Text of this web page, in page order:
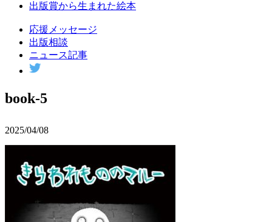
出版賞から生まれた絵本
応援メッセージ
出版相談
ニュース記事
book-5
2025/04/08